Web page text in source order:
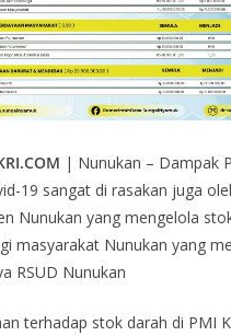
| Nunukan – Dampak
19 sangat di rasakan juga
Nunukan yang mengelola
masyarakat Nunukan yang
RSUD Nunukan
terhadap stok darah di PMI